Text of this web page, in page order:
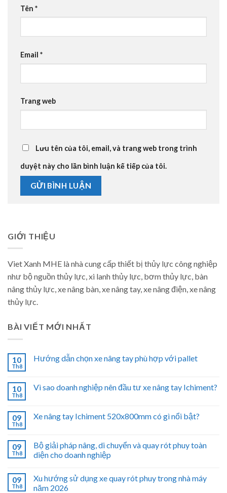
Tên *
Email *
Trang web
Lưu tên của tôi, email, và trang web trong trình
duyệt này cho lần bình luận kế tiếp của tôi.
GIỚI THIỆU
Viet Xanh MHE là nhà cung cấp thiết bị thủy lực công nghiệp
như bộ nguồn thủy lực, xi lanh thủy lực, bơm thủy lực, bàn
nâng thủy lực, xe nâng bàn, xe nâng tay, xe nâng điện, xe nâng
thủy lực.
BÀI VIẾT MỚI NHẤT
10
Th8
Hướng dẫn chọn xe nâng tay phù hợp với pallet
10
Th8
Vì sao doanh nghiệp nên đầu tư xe nâng tay Ichiment?
09
Th8
Xe nâng tay Ichiment 520x800mm có gì nổi bật?
09
Th8
Bộ giải pháp nâng, di chuyển và quay rót phuy toàn
diện cho doanh nghiệp
09
Th8
Xu hướng sử dụng xe quay rót phuy trong nhà máy
năm 2026